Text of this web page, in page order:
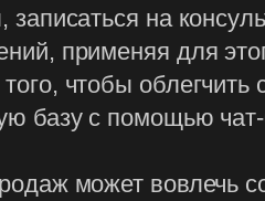
на
применяя для
чтобы
базу с помощью
может